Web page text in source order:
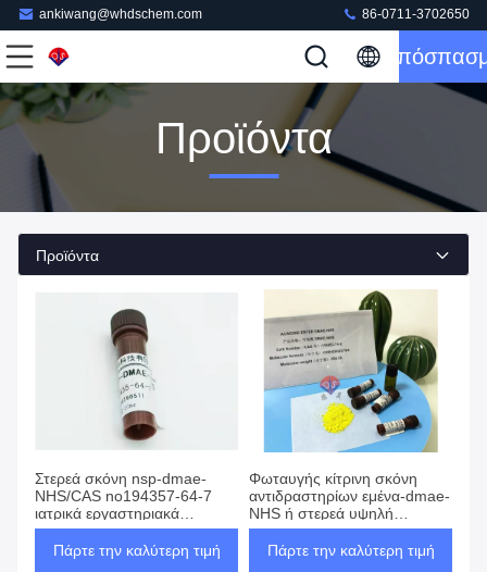
ankiwang@whdschem.com 86-0711-3702650
Προϊόντα
Προϊόντα
Στερεά σκόνη nsp-dmae-
NHS/CAS no194357-64-7
ιατρικά εργαστηριακά
αντιδραστήρια
Πάρτε την καλύτερη τιμή
Φωταυγής κίτρινη σκόνη
αντιδραστηρίων εμένα-dmae-
NHS ή στερεά υψηλή
αγνότητα
Πάρτε την καλύτερη τιμή